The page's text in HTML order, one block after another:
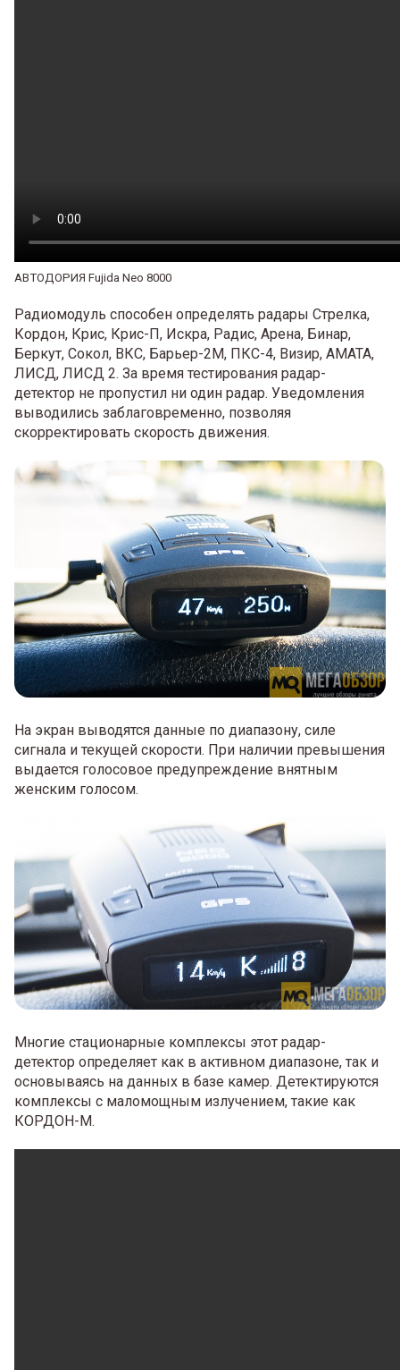
АВТОДОРИЯ Fujida Neo 8000
Радиомодуль способен определять радары Стрелка,
Кордон, Крис, Крис-П, Искра, Радис, Арена, Бинар,
Беркут, Сокол, ВКС, Барьер-2М, ПКС-4, Визир, АМАТА,
ЛИСД, ЛИСД 2. За время тестирования радар-
детектор не пропустил ни один радар. Уведомления
выводились заблаговременно, позволяя
скорректировать скорость движения.
На экран выводятся данные по диапазону, силе
сигнала и текущей скорости. При наличии превышения
выдается голосовое предупреждение внятным
женским голосом.
Многие стационарные комплексы этот радар-
детектор определяет как в активном диапазоне, так и
основываясь на данных в базе камер. Детектируются
комплексы с маломощным излучением, такие как
КОРДОН-М.